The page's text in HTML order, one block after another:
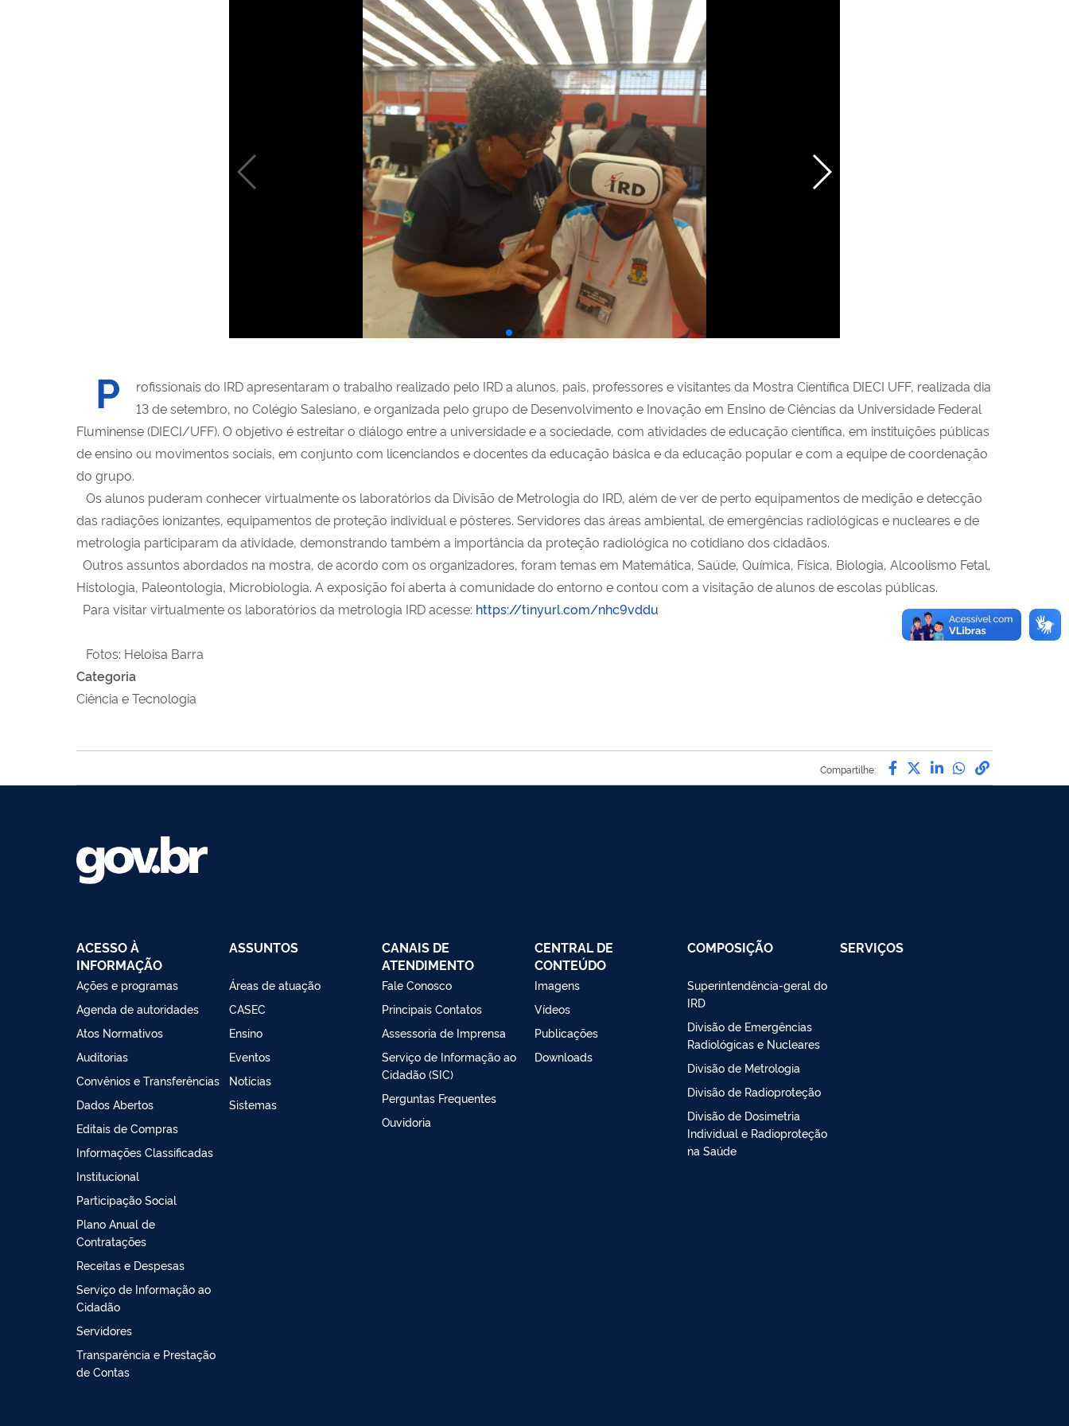
P
rofissionais do IRD apresentaram o trabalho realizado pelo IRD a alunos, pais, professores e visitantes da Mostra Científica DIECI UFF, realizada dia
13 de setembro, no Colégio Salesiano, e organizada pelo grupo de Desenvolvimento e Inovação em Ensino de Ciências da Universidade Federal
Fluminense (DIECI/UFF). O objetivo é estreitar o diálogo entre a universidade e a sociedade, com atividades de educação científica, em instituições públicas
de ensino ou movimentos sociais, em conjunto com licenciandos e docentes da educação básica e da educação popular e com a equipe de coordenação
do grupo.
Os alunos puderam conhecer virtualmente os laboratórios da Divisão de Metrologia do IRD, além de ver de perto equipamentos de medição e detecção
das radiações ionizantes, equipamentos de proteção individual e pôsteres. Servidores das áreas ambiental, de emergências radiológicas e nucleares e de
metrologia participaram da atividade, demonstrando também a importância da proteção radiológica no cotidiano dos cidadãos.
Outros assuntos abordados na mostra, de acordo com os organizadores, foram temas em Matemática, Saúde, Química, Física, Biologia, Alcoolismo Fetal,
Histologia, Paleontologia, Microbiologia. A exposição foi aberta à comunidade do entorno e contou com a visitação de alunos de escolas públicas.
Para visitar virtualmente os laboratórios da metrologia IRD acesse: https://tinyurl.com/nhc9vddu
Fotos: Heloisa Barra
Categoria
Ciência e Tecnologia
Compartilhe: Compartilhe por
Compartilhe por
Compartilhe por
Compartilhe
link para
ACESSO À
INFORMAÇÃO
Ações e programas
Agenda de autoridades
Atos Normativos
Auditorias
Convênios e Transferências
Dados Abertos
Editais de Compras
Informações Classificadas
Institucional
Participação Social
Plano Anual de
Contratações
Receitas e Despesas
Serviço de Informação ao
Cidadão
Servidores
Transparência e Prestação
de Contas
ASSUNTOS
Áreas de atuação
CASEC
Ensino
Eventos
Notícias
Sistemas
CANAIS DE
ATENDIMENTO
Fale Conosco
Principais Contatos
Assessoria de Imprensa
Serviço de Informação ao
Cidadão (SIC)
Perguntas Frequentes
Ouvidoria
CENTRAL DE
CONTEÚDO
Imagens
Vídeos
Publicações
Downloads
COMPOSIÇÃO
Superintendência-geral do
IRD
Divisão de Emergências
Radiológicas e Nucleares
Divisão de Metrologia
Divisão de Radioproteção
Divisão de Dosimetria
Individual e Radioproteção
na Saúde
SERVIÇOS